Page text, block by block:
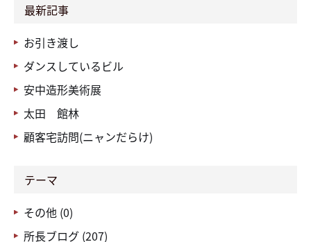
最新記事
お引き渡し
ダンスしているビル
安中造形美術展
太田 館林
顧客宅訪問(ニャンだらけ)
テーマ
その他 (0)
所長ブログ (207)